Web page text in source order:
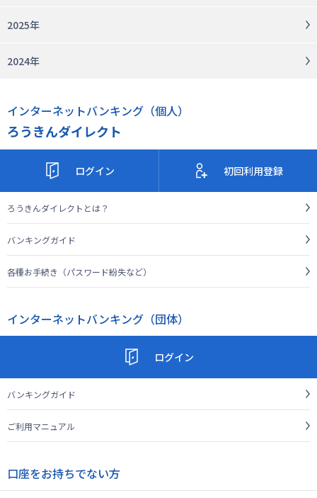
2025年
2024年
インターネットバンキング（個人）
ろうきんダイレクト
ログイン 初回利用登録
ろうきんダイレクトとは？
バンキングガイド
各種お手続き（パスワード紛失など）
インターネットバンキング（団体）
ログイン
バンキングガイド
ご利用マニュアル
口座をお持ちでない方